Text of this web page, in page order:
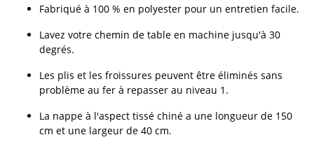
Fabriqué à 100 % en polyester pour un entretien facile.
Lavez votre chemin de table en machine jusqu'à 30
degrés.
Les plis et les froissures peuvent être éliminés sans
problème au fer à repasser au niveau 1.
La nappe à l'aspect tissé chiné a une longueur de 150
cm et une largeur de 40 cm.